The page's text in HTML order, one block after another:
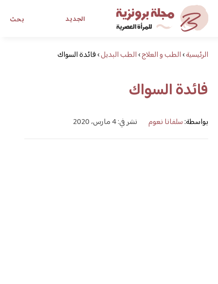
بحث الجديد
مجلة برونزية للفتاة العصرية
ابحث عن أي موضوع يهمك
الرئيسية›الطب و العلاج›الطب البديل›فائدة السواك
فائدة السواك
بواسطة:سلفانا نعوم نشر في: 4 مارس، 2020